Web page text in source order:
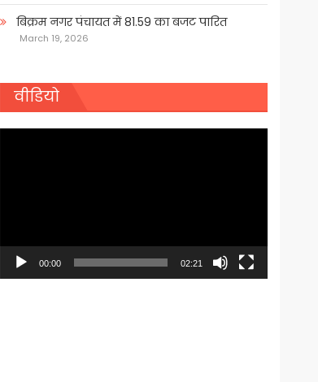
बिक्रम नगर पंचायत में 81.59 का बजट पारित
March 19, 2026
वीडियो
00:00 02:21